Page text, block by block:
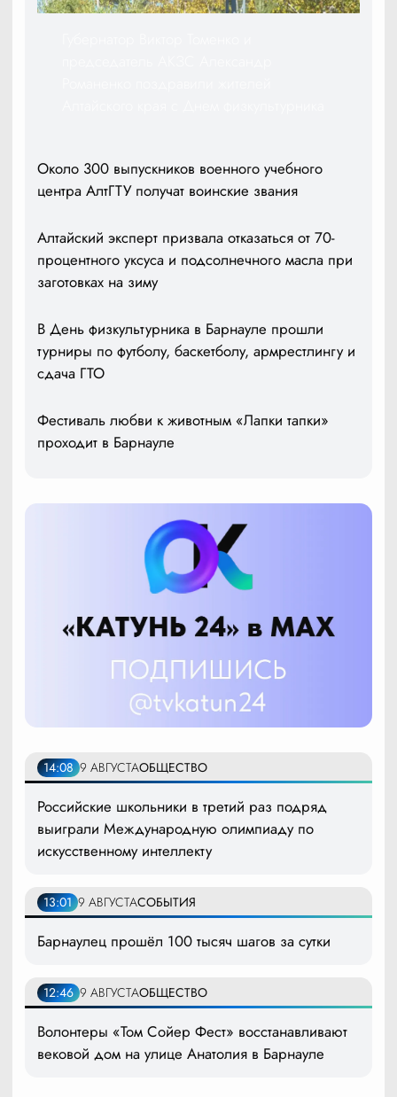
Около 300 выпускников военного учебного
центра АлтГТУ получат воинские звания
Алтайский эксперт призвала отказаться от 70-
процентного уксуса и подсолнечного масла при
заготовках на зиму
В День физкультурника в Барнауле прошли
турниры по футболу, баскетболу, армрестлингу и
сдача ГТО
Фестиваль любви к животным «Лапки тапки»
проходит в Барнауле
14:08 9 АВГУСТАОБЩЕСТВО
Российские школьники в третий раз подряд
выиграли Международную олимпиаду по
искусственному интеллекту
13:01 9 АВГУСТАСОБЫТИЯ
Барнаулец прошёл 100 тысяч шагов за сутки
12:46 9 АВГУСТАОБЩЕСТВО
Волонтеры «Том Сойер Фест» восстанавливают
вековой дом на улице Анатолия в Барнауле